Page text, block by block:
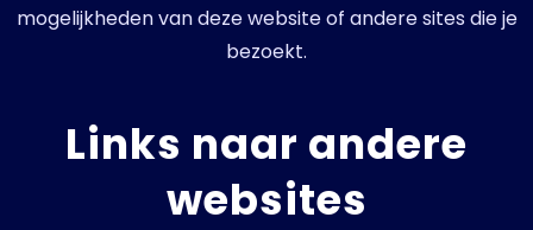
mogelijkheden van deze website of andere sites die je
bezoekt.
Links naar andere
websites